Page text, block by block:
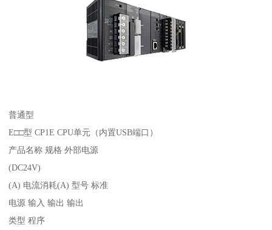
普通型
E□□型 CP1E CPU单元（内置USB端口）
产品名称 规格 外部电源
(DC24V)
(A) 电流消耗(A) 型号 标准
电源 输入 输出 输出
类型 程序